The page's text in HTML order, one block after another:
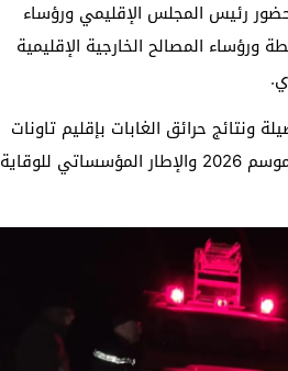
رئيس المجلس الإقليمي ورؤساء
ورؤساء المصالح الخارجية الإقليمية
حرائق الغابات بإقليم تاونات
برسم موسم 2025 والإجراءات والتدابير الوقائية للتصدي للحرائق برسم موسم 2026 والإطار المؤسساتي للوقاية